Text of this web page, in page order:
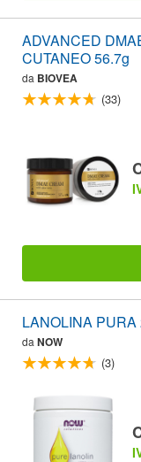
ADVANCED
CUTANEO 56.7g
da BIOVEA
(33)
LANOLINA PURA
da NOW
(3)